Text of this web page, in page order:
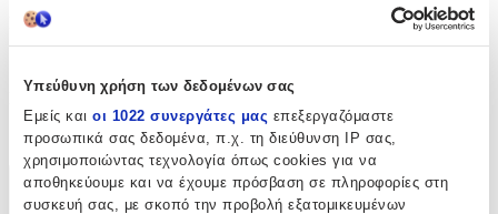
Υπεύθυνη χρήση των δεδομένων σας
Εμείς και οι 1022 συνεργάτες μας επεξεργαζόμαστε
προσωπικά σας δεδομένα, π.χ. τη διεύθυνση IP σας,
χρησιμοποιώντας τεχνολογία όπως cookies για να
αποθηκεύουμε και να έχουμε πρόσβαση σε πληροφορίες στη
συσκευή σας, με σκοπό την προβολή εξατομικευμένων
Κατασκευαστής
Ψαλίδια
Χαρακτηριστικά